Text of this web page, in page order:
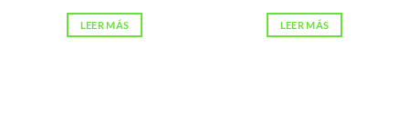
LEER MÁS LEER MÁS